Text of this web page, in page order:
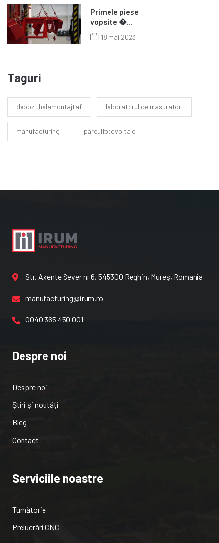
Primele piese
vopsite �...
18 mai 2023
Taguri
depozithalamontajtaf laboratorul de masuratori
manufacturing parculfotovoltaic
Str. Axente Sever nr 6, 545300 Reghin, Mureș, Romania
manufacturing@irum.ro
0040 365 450 001
Despre noi
Despre noi
Știri și noutăți
Blog
Contact
Serviciile noastre
Turnătorie
Prelucrări CNC